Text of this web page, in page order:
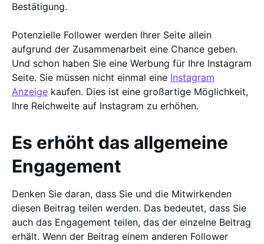
Bestätigung.
Potenzielle Follower werden Ihrer Seite allein
aufgrund der Zusammenarbeit eine Chance geben.
Und schon haben Sie eine Werbung für Ihre Instagram
Seite. Sie müssen nicht einmal eine Instagram
Anzeige kaufen. Dies ist eine großartige Möglichkeit,
Ihre Reichweite auf Instagram zu erhöhen.
Es erhöht das allgemeine
Engagement
Denken Sie daran, dass Sie und die Mitwirkenden
diesen Beitrag teilen werden. Das bedeutet, dass Sie
auch das Engagement teilen, das der einzelne Beitrag
erhält. Wenn der Beitrag einem anderen Follower